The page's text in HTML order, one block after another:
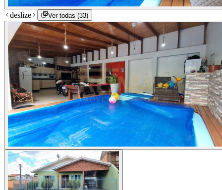
deslize Ver todas (33)